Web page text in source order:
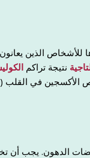
للأشخاص الذين
نتيجة تراكم
الأكسجين في القلب (
الدهون. يجب